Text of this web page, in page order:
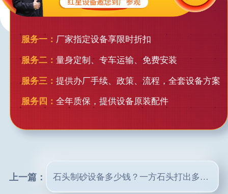
服务一： 厂家指定设备享限时折扣
服务二： 量身定制、专车运输、免费安装
服务三： 提供办厂手续、政策、流程，全套设备方案
服务四： 全年质保，提供设备原装配件
上一篇： 石头制砂设备多少钱？一方石头打出多少沙子？